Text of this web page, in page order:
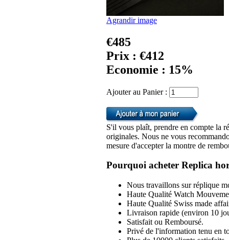
Agrandir image
€485
Prix : €412
Economie : 15%
Ajouter au Panier :
S'il vous plaît, prendre en compte la
originales. Nous ne vous
mesure d'accepter la montre de
Pourquoi acheter Replica
Nous travaillons sur réplique
Haute Qualité Watch
Haute Qualité Swiss made
Livraison rapide (environ 10
Satisfait ou Remboursé.
Privé de l'information tenu en